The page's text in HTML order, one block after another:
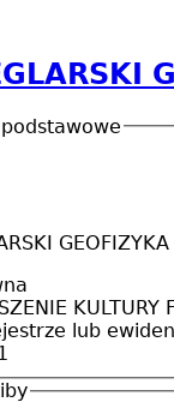
GEOFIZYKA
KULTURY
lub